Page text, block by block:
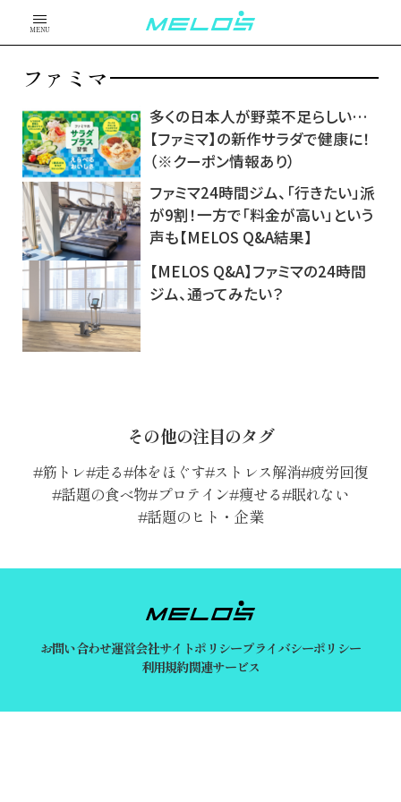
MENU
ファミマ
多くの日本人が野菜不足らしい…
【ファミマ】の新作サラダで健康に！
（※クーポン情報あり）
ファミマ24時間ジム、「行きたい」派
が9割！一方で「料金が高い」という
声も【MELOS Q&A結果】
【MELOS Q&A】ファミマの24時間
ジム、通ってみたい？
その他の注目のタグ
筋トレ 走る 体をほぐす ストレス解消 疲労回復
話題の食べ物 プロテイン 痩せる 眠れない
話題のヒト・企業
お問い合わせ運営会社サイトポリシープライバシーポリシー
利用規約関連サービス